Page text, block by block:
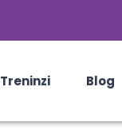
Treninzi Blog